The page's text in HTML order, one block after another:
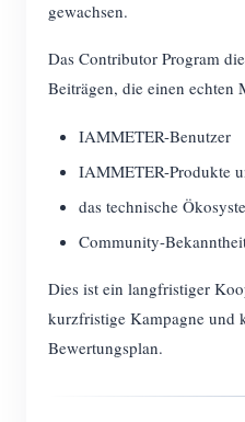
gewachsen.
Das Contributor Program
Beiträgen, die einen echten
IAMMETER-Benutzer
IAMMETER-Produkte
das technische
Community-
Dies ist ein langfristiger
kurzfristige Kampagne und
Bewertungsplan.